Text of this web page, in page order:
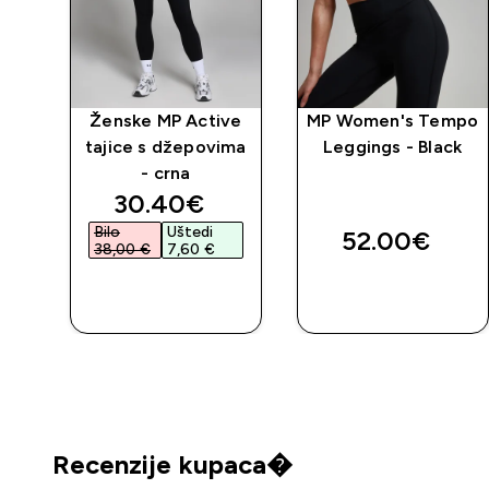
Ženske MP Active
tajice s džepovima
- crna
discounted price
30.40€‎
Bilo
38,00 €‎
Uštedi
7,60 €‎
MP Women's Tempo
Leggings - Black
52.00€‎
Recenzije kupaca�